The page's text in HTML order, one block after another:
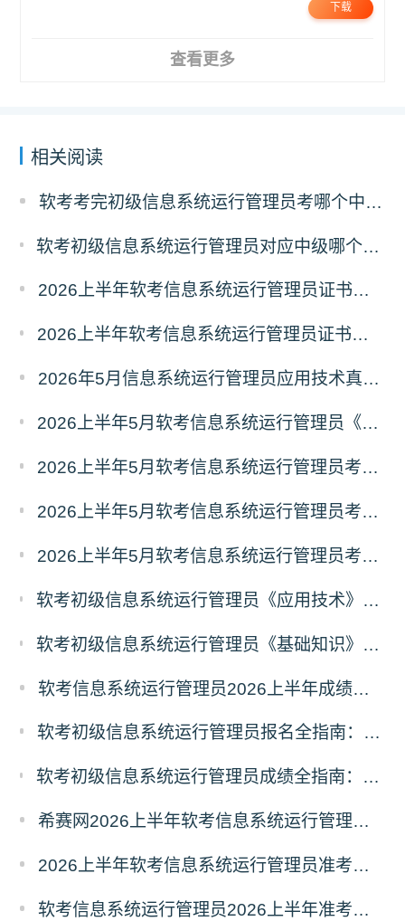
下载
查看更多
相关阅读
软考考完初级信息系统运行管理员考哪个中级？
软考初级信息系统运行管理员对应中级哪个科目？信息系统运行管理员对应中级报考指南
2026上半年软考信息系统运行管理员证书什么时候能领取？
2026上半年软考信息系统运行管理员证书什么时候发放？怎么发放？
2026年5月信息系统运行管理员应用技术真题（考生回忆版）
2026上半年5月软考信息系统运行管理员《基础知识》真题答案汇总
2026上半年5月软考信息系统运行管理员考试《基础知识》真题及答案（21-30）
2026上半年5月软考信息系统运行管理员考试《基础知识》真题及答案（11-20）
2026上半年5月软考信息系统运行管理员考试《基础知识》真题及答案（1-10）
软考初级信息系统运行管理员《应用技术》考什么？信息系统运行管理员应用技术科目考试内容
软考初级信息系统运行管理员《基础知识》考什么？信息系统运行管理员基础知识科目考试内容
软考信息系统运行管理员2026上半年成绩查询时间及入口
软考初级信息系统运行管理员报名全指南：报名时间、入口、流程、资料、注意事项
软考初级信息系统运行管理员成绩全指南：成绩查询时间、入口、流程、合格标准、成绩复查
希赛网2026上半年软考信息系统运行管理员考前几页纸
2026上半年软考信息系统运行管理员准考证打印时间5月18日起
软考信息系统运行管理员2026上半年准考证打印时间汇总